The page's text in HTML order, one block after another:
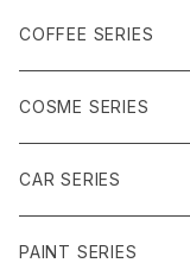
うみのいきもの
メタル
メタルアート（ブルー系）
箔（ブルー系）
ノーマル（ブルー系）
クリア系
乳白系
ブラック系
うみのいきもの
COFFEE SERIES
COSME SERIES
CAR SERIES
PAINT SERIES